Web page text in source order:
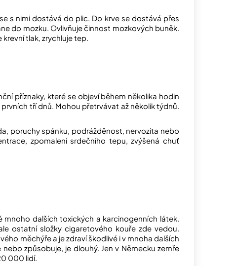
s nimi dostává do plic. Do krve se dostává přes
do mozku. Ovlivňuje činnost mozkových buněk.
tlak, zrychluje tep.
příznaky, které se objeví během několika hodin
tří dnů. Mohou přetrvávat až několik týdnů.
poruchy spánku, podrážděnost, nervozita nebo
zpomalení srdečního tepu, zvýšená chuť
dalších toxických a karcinogenních látek.
ostatní složky cigaretového kouře zde vedou.
měchýře a je zdraví škodlivé i v mnoha dalších
způsobuje, je dlouhý. Jen v Německu zemře
000 lidí.